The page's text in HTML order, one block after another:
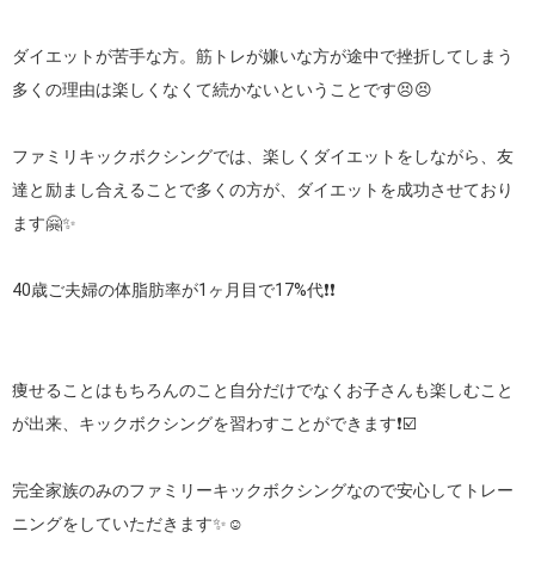
ダイエットが苦手な方。筋トレが嫌いな方が途中で挫折してしまう
多くの理由は楽しくなくて続かないということです😣😣
ファミリキックボクシングでは、楽しくダイエットをしながら、友
達と励まし合えることで多くの方が、ダイエットを成功させており
ます🤗✨
40歳ご夫婦の体脂肪率が1ヶ月目で17%代❗❗
痩せることはもちろんのこと自分だけでなくお子さんも楽しむこと
が出来、キックボクシングを習わすことができます❗☑️
完全家族のみのファミリーキックボクシングなので安心してトレー
ニングをしていただきます✨☺️